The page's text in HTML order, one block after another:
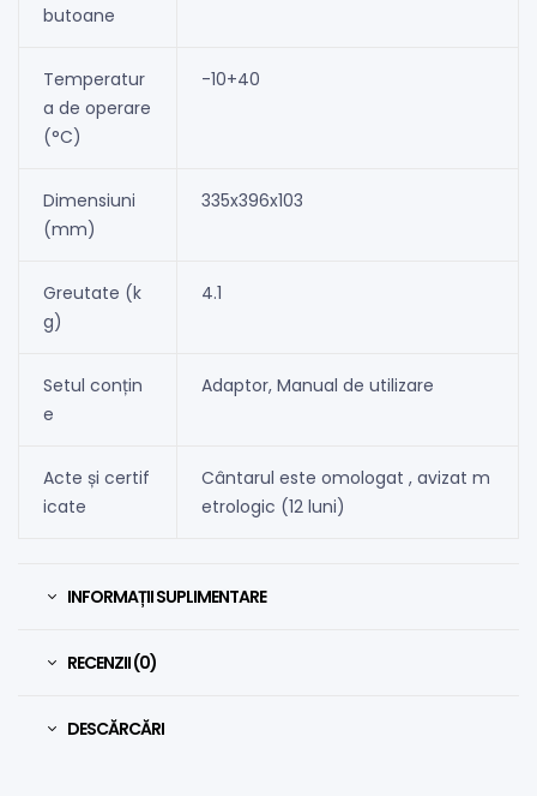
butoane
Temperatur
a de operare
(°C)
-10+40
Dimensiuni
(mm)
335x396x103
Greutate (k
g)
4.1
Setul conțin
e
Adaptor, Manual de utilizare
Acte și certif
icate
Cântarul este omologat , avizat m
etrologic (12 luni)
INFORMAȚII SUPLIMENTARE
RECENZII (0)
DESCĂRCĂRI